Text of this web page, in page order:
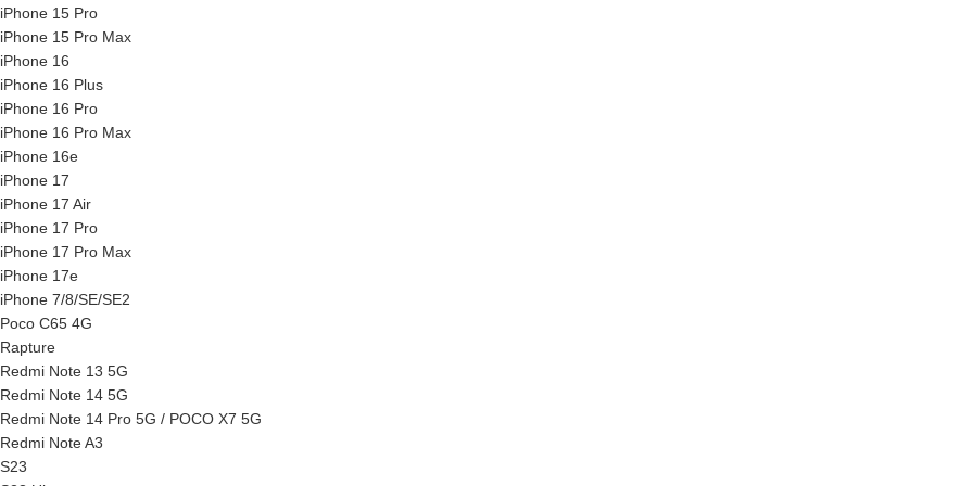
iPhone 15 Pro
iPhone 15 Pro Max
iPhone 16
iPhone 16 Plus
iPhone 16 Pro
iPhone 16 Pro Max
iPhone 16e
iPhone 17
iPhone 17 Air
iPhone 17 Pro
iPhone 17 Pro Max
iPhone 17e
iPhone 7/8/SE/SE2
Poco C65 4G
Rapture
Redmi Note 13 5G
Redmi Note 14 5G
Redmi Note 14 Pro 5G / POCO X7 5G
Redmi Note A3
S23